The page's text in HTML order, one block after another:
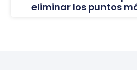
eliminar los puntos